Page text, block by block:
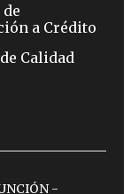
a Crédito
Calidad
-